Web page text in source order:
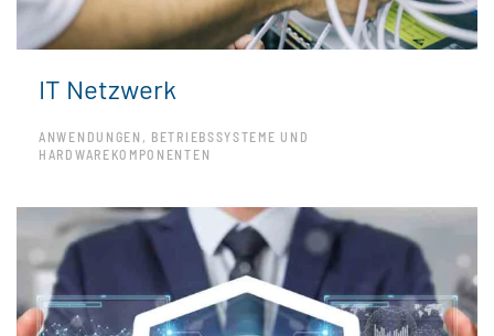
IT Netzwerk
ANWENDUNGEN, BETRIEBSSYSTEME UND
HARDWAREKOMPONENTEN